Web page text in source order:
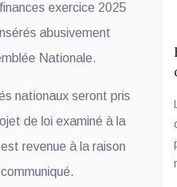
exercice 2025
abusivement
Nationale.
nationaux seront pris
de loi examiné à la
revenue à la raison